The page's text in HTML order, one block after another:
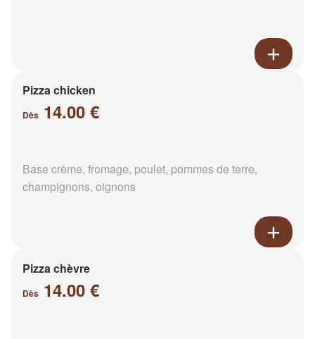
Pizza chicken
Dès 14.00 €
Base crème, fromage, poulet, pommes de terre,
champignons, oignons
Pizza chèvre
Dès 14.00 €